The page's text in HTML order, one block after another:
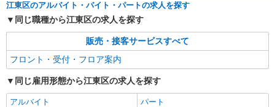
株式会社アスク
ミニカフェショップ付きマンションコンシェル
ジュ
時給：1,250円〜1,400円 7:00〜8:00 1,400円
（早朝時給） 8:00〜19:00 1,250円 ※試用期間：3
別途支給（1日往復3,000円を上限とし、実費支
給） ※支払方法：月1回（月末締め翌月25日支
東京都江東区にあるマンション
江東区のアルバイト・バイト・パートの求人を探す
同じ職種から江東区の求人を探す
販売・接客サービスすべて
フロント・受付・フロア案内
同じ雇用形態から江東区の求人を探す
アルバイト パート